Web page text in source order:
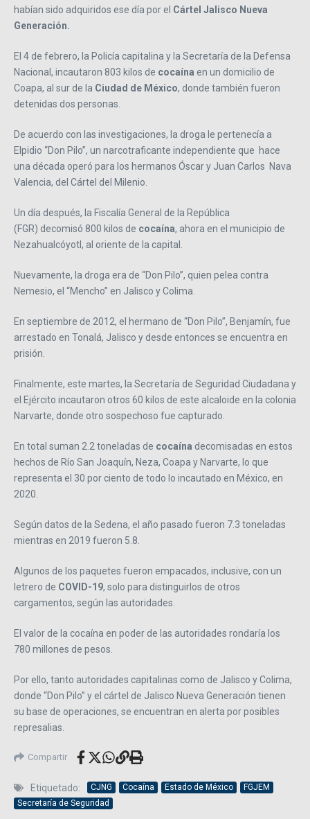
habían sido adquiridos ese día por el Cártel Jalisco Nueva
Generación.
El 4 de febrero, la Policía capitalina y la Secretaría de la Defensa
Nacional, incautaron 803 kilos de cocaína en un domicilio de
Coapa, al sur de la Ciudad de México, donde también fueron
detenidas dos personas.
De acuerdo con las investigaciones, la droga le pertenecía a
Elpidio “Don Pilo”, un narcotraficante independiente que hace
una década operó para los hermanos Óscar y Juan Carlos Nava
Valencia, del Cártel del Milenio.
Un día después, la Fiscalía General de la República
(FGR) decomisó 800 kilos de cocaína, ahora en el municipio de
Nezahualcóyotl, al oriente de la capital.
Nuevamente, la droga era de “Don Pilo”, quien pelea contra
Nemesio, el “Mencho” en Jalisco y Colima.
En septiembre de 2012, el hermano de “Don Pilo”, Benjamín, fue
arrestado en Tonalá, Jalisco y desde entonces se encuentra en
prisión.
Finalmente, este martes, la Secretaría de Seguridad Ciudadana y
el Ejército incautaron otros 60 kilos de este alcaloide en la colonia
Narvarte, donde otro sospechoso fue capturado.
En total suman 2.2 toneladas de cocaína decomisadas en estos
hechos de Río San Joaquín, Neza, Coapa y Narvarte, lo que
representa el 30 por ciento de todo lo incautado en México, en
2020.
Según datos de la Sedena, el año pasado fueron 7.3 toneladas
mientras en 2019 fueron 5.8.
Algunos de los paquetes fueron empacados, inclusive, con un
letrero de COVID-19, solo para distinguirlos de otros
cargamentos, según las autoridades.
El valor de la cocaína en poder de las autoridades rondaría los
780 millones de pesos.
Por ello, tanto autoridades capitalinas como de Jalisco y Colima,
donde “Don Pilo” y el cártel de Jalisco Nueva Generación tienen
su base de operaciones, se encuentran en alerta por posibles
represalias.
Compartir
Etiquetado: CJNG Cocaína Estado de México
FGJEM
Secretaría de Seguridad